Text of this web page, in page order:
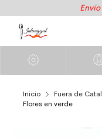
Inicio Fuera de
Flores en verde